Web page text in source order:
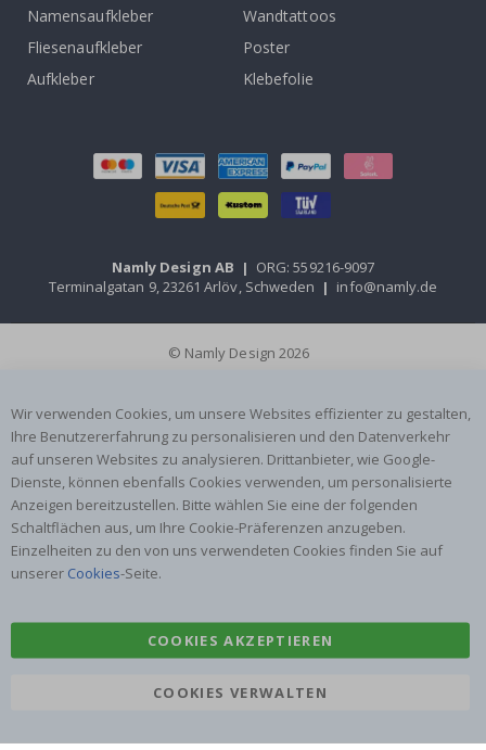
Namensaufkleber
Wandtattoos
Fliesenaufkleber
Poster
Aufkleber
Klebefolie
Namly Design AB | ORG: 559216-9097
Terminalgatan 9, 23261 Arlöv, Schweden | info@namly.de
© Namly Design 2026
Wir verwenden Cookies, um unsere Websites effizienter zu gestalten,
Ihre Benutzererfahrung zu personalisieren und den Datenverkehr
auf unseren Websites zu analysieren. Drittanbieter, wie Google-
Dienste, können ebenfalls Cookies verwenden, um personalisierte
Anzeigen bereitzustellen. Bitte wählen Sie eine der folgenden
Schaltflächen aus, um Ihre Cookie-Präferenzen anzugeben.
Einzelheiten zu den von uns verwendeten Cookies finden Sie auf
unserer Cookies-Seite.
COOKIES AKZEPTIEREN
COOKIES VERWALTEN